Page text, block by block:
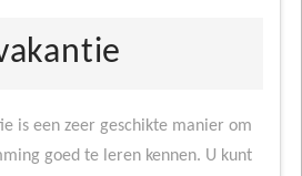
is een zeer geschikte manier om
goed te leren kennen. U kunt